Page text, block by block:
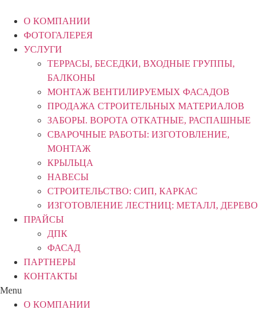
содержимому
О КОМПАНИИ
ФОТОГАЛЕРЕЯ
УСЛУГИ
ТЕРРАСЫ, БЕСЕДКИ, ВХОДНЫЕ ГРУППЫ,
БАЛКОНЫ
МОНТАЖ ВЕНТИЛИРУЕМЫХ ФАСАДОВ
ПРОДАЖА СТРОИТЕЛЬНЫХ МАТЕРИАЛОВ
ЗАБОРЫ. ВОРОТА ОТКАТНЫЕ, РАСПАШНЫЕ
СВАРОЧНЫЕ РАБОТЫ: ИЗГОТОВЛЕНИЕ,
МОНТАЖ
КРЫЛЬЦА
НАВЕСЫ
СТРОИТЕЛЬСТВО: СИП, КАРКАС
ИЗГОТОВЛЕНИЕ ЛЕСТНИЦ: МЕТАЛЛ, ДЕРЕВО
ПРАЙСЫ
ДПК
ФАСАД
ПАРТНЕРЫ
КОНТАКТЫ
Menu
О КОМПАНИИ